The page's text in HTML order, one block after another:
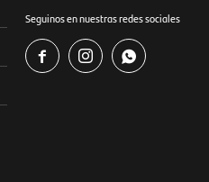
Seguinos en nuestras redes sociales
  